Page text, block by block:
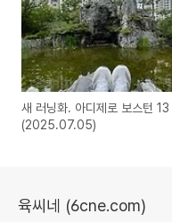
새 러닝화. 아디제로 보스턴 13
(2025.07.05)
육씨네 (6cne.com)